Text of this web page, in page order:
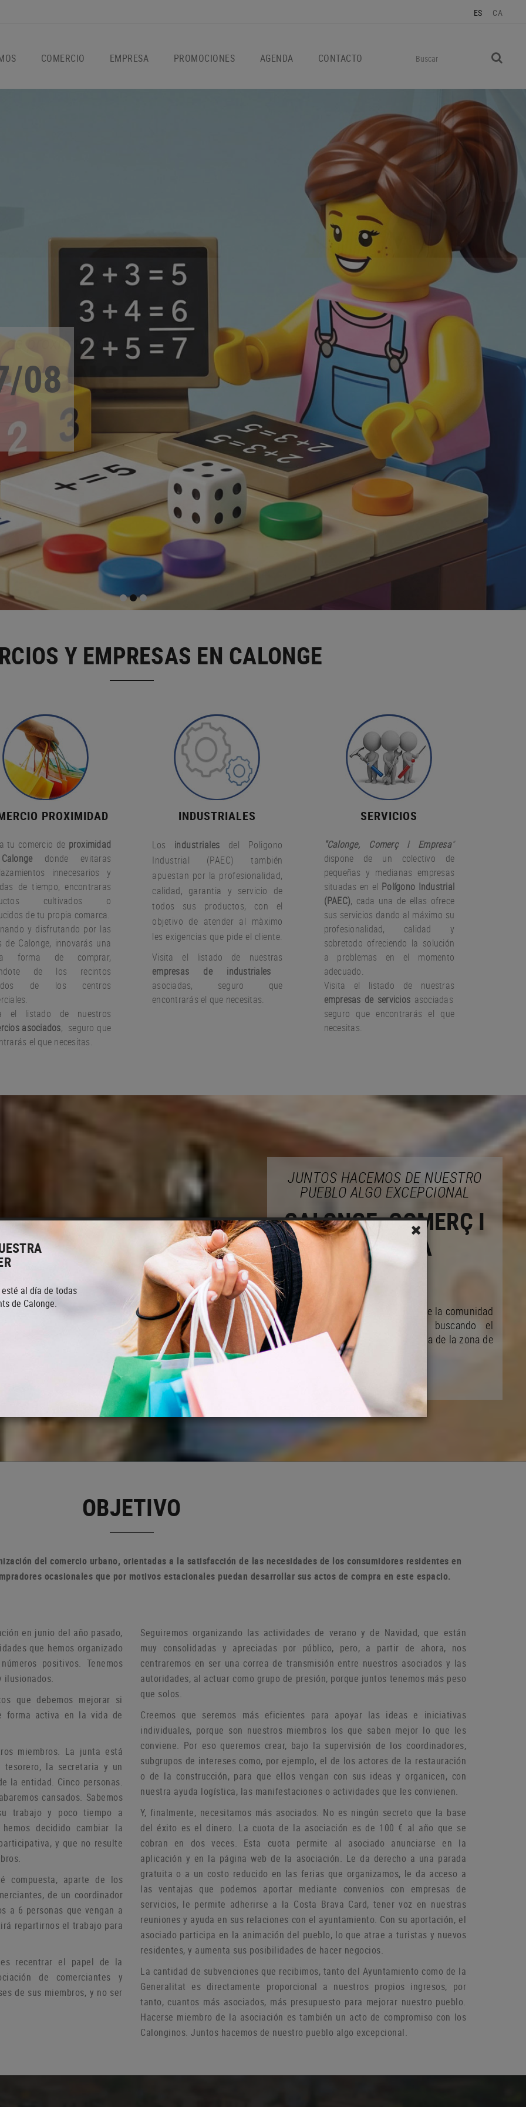
ES CA
COMERCIO EMPRESA PROMOCIONES AGENDA CONTACTO
Y EMPRESAS EN CALONGE
PROXIMIDAD
tu comercio de proximidad
donde evitaras
innecesarios y
de tiempo, encontraras
cultivados o
de tu propia comarca.
y disfrutando por las
de Calonge, innovarás una
forma de comprar,
de los recintos
de los centros
el listado de nuestros
asociados, seguro que
el que necesitas.
INDUSTRIALES
Los industriales del Poligono
Industrial (PAEC) también
apuestan por la profesionalidad,
calidad, garantia y servicio de
todos sus productos, con el
objetivo de atender al màximo
les exigencias que pide el cliente.
Visita el listado de nuestras
empresas de industriales
asociadas, seguro que
encontrarás el que necesitas.
SERVICIOS
"Calonge, Comerç i Empresa"
dispone de un colectivo de
pequeñas y medianas empresas
situadas en el Polígono Industrial
(PAEC), cada una de ellas ofrece
sus servicios dando al máximo su
profesionalidad, calidad y
sobretodo ofreciendo la solución
a problemas en el momento
adecuado.
Visita el listado de nuestras
empresas de servicios asociadas
seguro que encontrarás el que
necesitas.
JUNTOS HACEMOS DE NUESTRO
PUEBLO ALGO EXCEPCIONAL
CALONGE, COMERÇ I
EMPRESA
Actuamos en bien de las mejoras de la comunidad
y de su desarrollo ciudadano buscando el
mejoramiento de la vida comunitaria de la zona de
la población
OBJETIVO
del comercio urbano, orientadas a la satisfacción de las necesidades de los consumidores residentes en
ocasionales que por motivos estacionales puedan desarrollar sus actos de compra en este espacio.
en junio del año pasado,
que hemos organizado
positivos. Tenemos
ilusionados.
que debemos mejorar si
forma activa en la vida de
miembros. La junta está
la secretaria y un
la entidad. Cinco personas.
cansados. Sabemos
trabajo y poco tiempo a
decidido cambiar la
y que no resulte
compuesta, aparte de los
de un coordinador
a 6 personas que vengan a
repartirnos el trabajo para
recentrar el papel de la
de comerciantes y
de sus miembros, y no ser
Seguiremos organizando las actividades de verano y de Navidad, que están
muy consolidadas y apreciadas por público, pero, a partir de ahora, nos
centraremos en ser una correa de transmisión entre nuestros asociados y las
autoridades, al actuar como grupo de presión, porque juntos tenemos más peso
que solos.
Creemos que seremos más eficientes para apoyar las ideas e iniciativas
individuales, porque son nuestros miembros los que saben mejor lo que les
conviene. Por eso queremos crear, bajo la supervisión de los coordinadores,
subgrupos de intereses como, por ejemplo, el de los actores de la restauración
o de la construcción, para que ellos vengan con sus ideas y organicen, con
nuestra ayuda logística, las manifestaciones o actividades que les convienen.
Y, finalmente, necesitamos más asociados. No es ningún secreto que la base
del éxito es el dinero. La cuota de la asociación es de 100 € al año que se
cobran en dos veces. Esta cuota permite al asociado anunciarse en la
aplicación y en la página web de la asociación. Le da derecho a una parada
gratuita o a un costo reducido en las ferias que organizamos, le da acceso a
las ventajas que podemos aportar mediante convenios con empresas de
servicios, le permite adherirse a la Costa Brava Card, tener voz en nuestras
reuniones y ayuda en sus relaciones con el ayuntamiento. Con su aportación, el
asociado participa en la animación del pueblo, lo que atrae a turistas y nuevos
residentes, y aumenta sus posibilidades de hacer negocios.
La cantidad de subvenciones que recibimos, tanto del Ayuntamiento como de la
Generalitat es directamente proporcional a nuestros propios ingresos, por
tanto, cuantos más asociados, más presupuesto para mejorar nuestro pueblo.
Hacerse miembro de la asociación es también un acto de compromiso con los
Calonginos. Juntos hacemos de nuestro pueblo algo excepcional.
al día de todas
de Calonge.